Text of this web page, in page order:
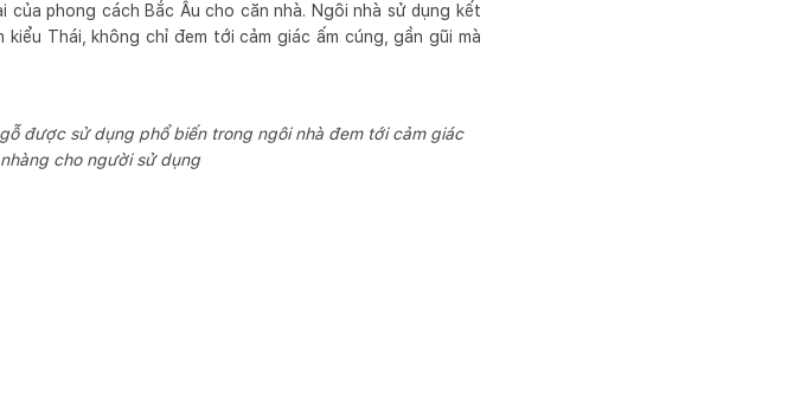
phong cách Bắc Âu cho căn nhà. Ngôi nhà sử dụng kết
Thái, không chỉ đem tới cảm giác ấm cúng, gần gũi mà
được sử dụng phổ biến trong ngôi nhà đem tới cảm giác
cho người sử dụng